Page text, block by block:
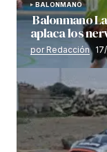
BALONMANO
Balonmano
aplaca los
por Redacción